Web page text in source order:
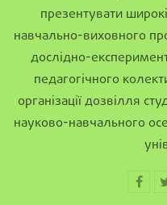
презентувати
навчально-виховного
дослідно-
педагогічного
організації дозвілля
науково-навчального